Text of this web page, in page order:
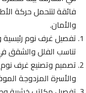
فائقة لتتحمل حركة
والأمان.
تفصيل غرف نوم رئيسية
تناسب الفلل والشقق في
تصميم وتصنيع غرف نوم
والأسرة المزدوجة